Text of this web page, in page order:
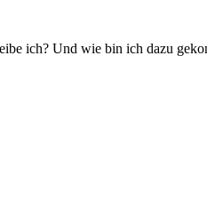
ich? Und wie bin ich dazu